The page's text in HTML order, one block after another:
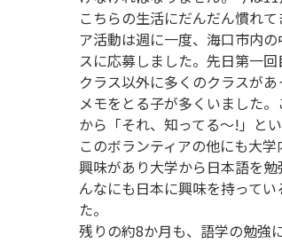
こちらの生活にだんだん慣れ
ア活動は週に一度、海口市内
スに応募しました。先日第一
クラス以外に多くのクラスが
メモをとる子が多くいました
から「それ、知ってる～!」と
このボランティアの他にも大
興味があり大学から日本語を
んなにも日本に興味を持って
た。
残りの約8か月も、語学の勉強